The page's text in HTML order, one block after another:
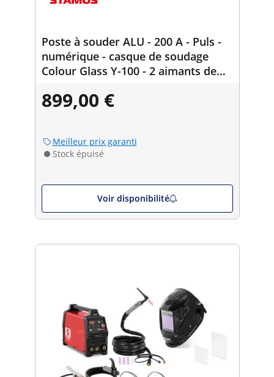
Poste à souder ALU - 200 A - Puls -
numérique - casque de soudage
Colour Glass Y-100 - 2 aimants de
899,00 €
Meilleur prix garanti
Stock épuisé
Voir disponibilité